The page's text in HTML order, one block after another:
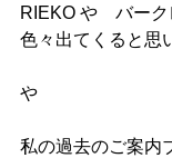
RIEKO や　バー
色々出てくると思
や
私の過去のご案内